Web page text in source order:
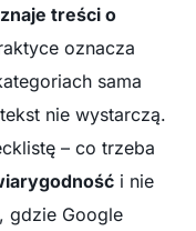
treści o
oznacza
sama
nie wystarczą.
– co trzeba
i nie
gdzie Google